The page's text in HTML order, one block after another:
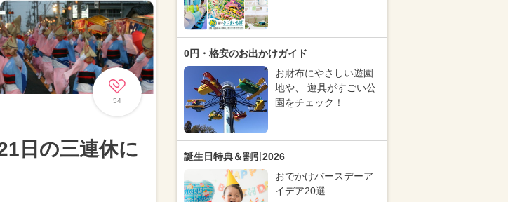
54
日の三連休に
0円・格安のお出かけガイド
お財布にやさしい遊園
地や、 遊具がすごい公
園をチェック！
誕生日特典＆割引2026
おでかけバースデーア
イデア20選